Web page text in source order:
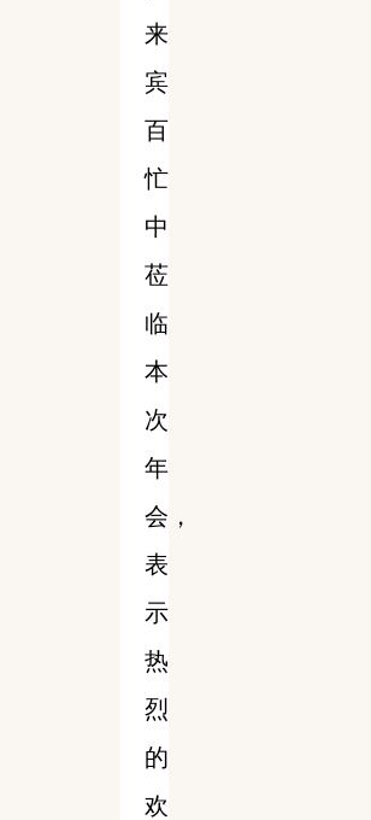
来
宾
百
忙
中
莅
临
本
次
年
会，
表
示
热
烈
的
欢